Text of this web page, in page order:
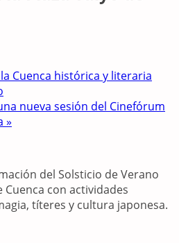
Cuenca histórica y literaria
nueva sesión del Cinefórum
»
del Solsticio de Verano
Cuenca con actividades
títeres y cultura japonesa.